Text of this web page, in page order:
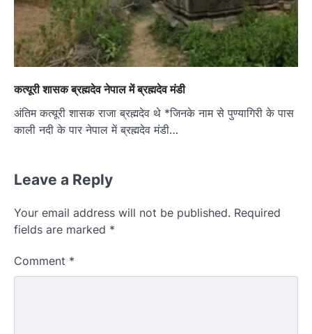
कत्यूरी शासक ब्रह्मदेव नेपाल में ब्रह्मदेव मंडी
अंतिम कत्यूरी शासक राजा ब्रह्मदेव थे *जिनके नाम से पुण्यागिरी के पास
काली नदी के पार नेपाल में ब्रह्मदेव मंडी…
Leave a Reply
Your email address will not be published. Required
fields are marked *
Comment *